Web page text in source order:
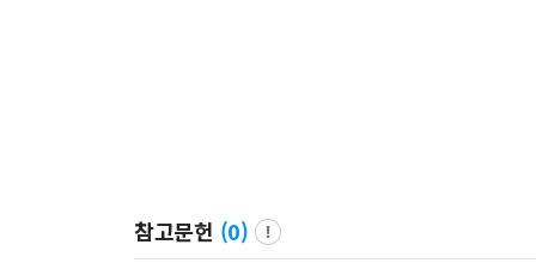
참고문헌 (0)